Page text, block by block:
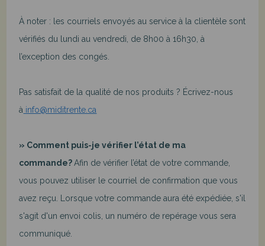
À noter : les courriels envoyés au service à la clientèle sont
vérifiés du lundi au vendredi, de 8h00 à 16h30, à
l’exception des congés.
Pas satisfait de la qualité de nos produits ? Écrivez-nous
à info@miditrente.ca
» Comment puis-je vérifier l’état de ma
commande?Afin de vérifier l’état de votre commande,
vous pouvez utiliser le courriel de confirmation que vous
avez reçu. Lorsque votre commande aura été expédiée, s'il
s'agit d'un envoi colis, un numéro de repérage vous sera
communiqué.